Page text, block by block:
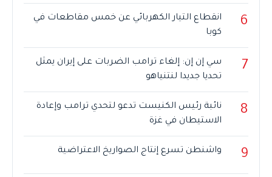
6
انقطاع التيار الكهربائي عن خمس مقاطعات في
كوبا
7
سي إن إن: إلغاء ترامب الضربات على إيران يمثل
تحديا جديدا لنتنياهو
8
نائبة رئيس الكنيست تدعو لتحدي ترامب وإعادة
الاستيطان في غزة
9 واشنطن تسرع إنتاج الصواريخ الاعتراضية